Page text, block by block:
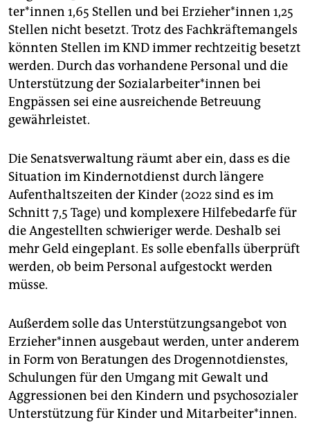
te­r*in­nen 1,65 Stellen und bei Er­zie­he­r*in­nen 1,25
Stellen nicht besetzt. Trotz des Fachkräftemangels
könnten Stellen im KND immer rechtzeitig besetzt
werden. Durch das vorhandene Personal und die
Unterstützung der So­zi­al­ar­bei­te­r*in­nen bei
Engpässen sei eine ausreichende Betreuung
gewährleistet.
Die Senatsverwaltung räumt aber ein, dass es die
Situation im Kindernotdienst durch längere
Aufenthaltszeiten der Kinder (2022 sind es im
Schnitt 7,5 Tage) und komplexere Hilfebedarfe für
die Angestellten schwieriger werde. Deshalb sei
mehr Geld eingeplant. Es solle ebenfalls überprüft
werden, ob beim Personal aufgestockt werden
müsse.
Außerdem solle das Unterstützungsangebot von
Er­zie­he­r*in­nen ausgebaut werden, unter anderem
in Form von Beratungen des Drogennotdienstes,
Schulungen für den Umgang mit Gewalt und
Aggressionen bei den Kindern und psychosozialer
Unterstützung für Kinder und Mitarbeiter*innen.